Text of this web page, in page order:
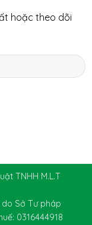
hoặc theo dõi
TNHH M.L.T
Sở Tư pháp
0316444918